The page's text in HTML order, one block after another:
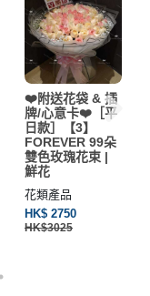
❤️附送花袋 & 插
牌/心意卡❤️［平
日款］【3】
FOREVER 99朵
雙色玫瑰花束 |
鮮花
花類產品
HK$ 2750
HK$3025